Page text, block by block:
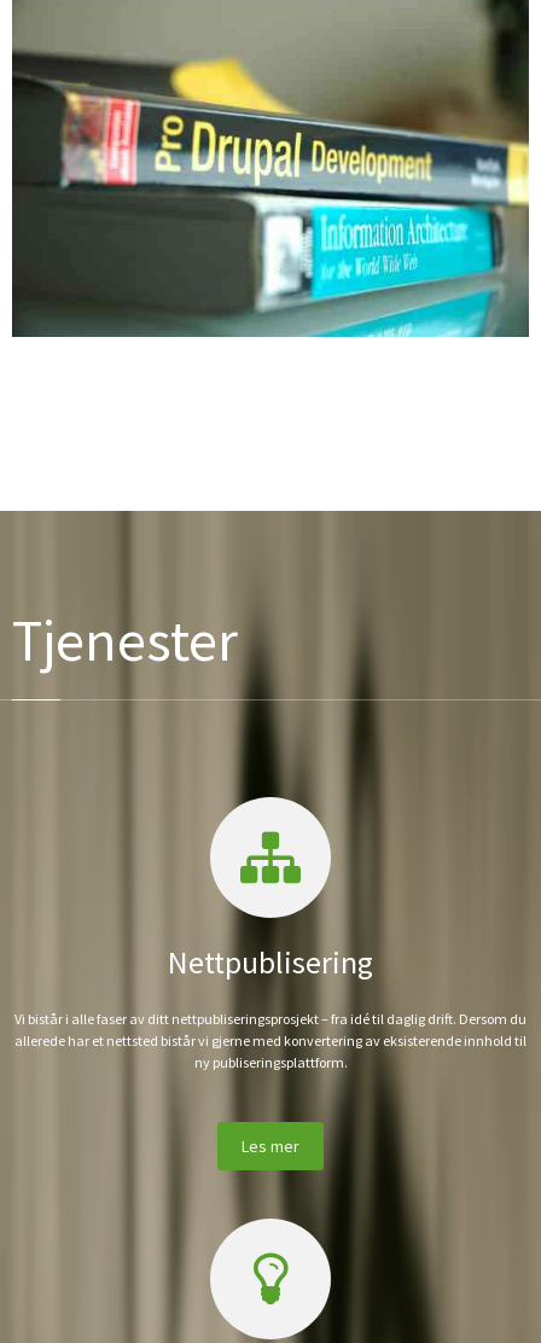
Tjenester
Nettpublisering
Vi bistår i alle faser av ditt nettpubliseringsprosjekt – fra idé til daglig drift. Dersom du
allerede har et nettsted bistår vi gjerne med konvertering av eksisterende innhold til
ny publiseringsplattform.
Les mer